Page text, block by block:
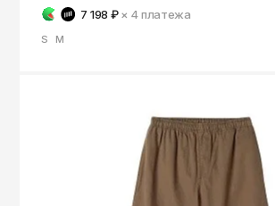
7 198 ₽ × 4платежа
S M